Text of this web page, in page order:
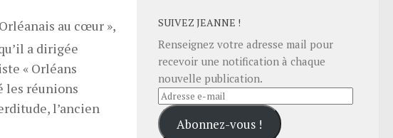
au cœur »,
a dirigée
« Orléans
les réunions
l’ancien
SUIVEZ JEANNE !
Renseignez votre adresse mail pour
recevoir une notification à chaque
nouvelle publication.
Adresse
e-
mailAbonnez-vous !